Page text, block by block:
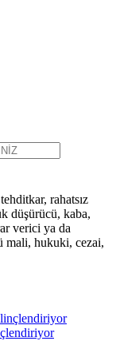
rahatsız
düşürücü, kaba,
verici ya da
mali, hukuki, cezai,